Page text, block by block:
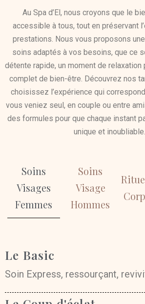
Au Spa d’El, nous croyons que le
accessible à tous, tout en préservant
prestations. Nous vous proposons
soins adaptés à vos besoins, que ce
détente rapide, un moment de relaxation
complet de bien-être. Découvrez nos
choisissez l’expérience qui
vous veniez seul, en couple ou entre
des formules pour que chaque instant
unique et inoubliable.
Soins
Visages
Femmes
Soins
Visage
Hommes
Le Basic
Soin Express, ressourçant,